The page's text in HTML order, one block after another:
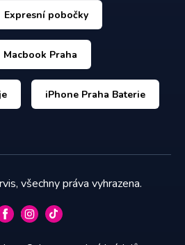
Expresní pobočky
Macbook Praha
iPhone Praha Baterie
všechny práva vyhrazena.